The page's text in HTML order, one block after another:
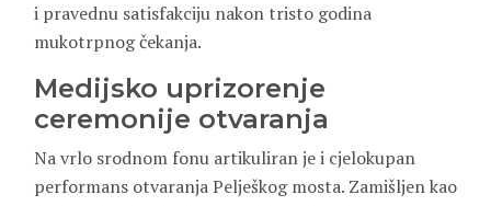
i pravednu satisfakciju nakon tristo godina
mukotrpnog čekanja.
Medijsko uprizorenje
ceremonije otvaranja
Na vrlo srodnom fonu artikuliran je i cjelokupan
performans otvaranja Pelješkog mosta. Zamišljen kao